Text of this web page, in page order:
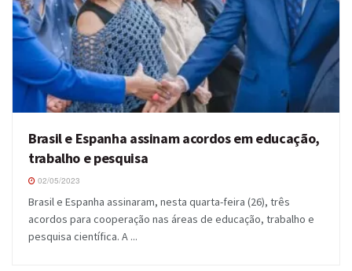
Brasil e Espanha assinam acordos em educação,
trabalho e pesquisa
02/05/2023
Brasil e Espanha assinaram, nesta quarta-feira (26), três
acordos para cooperação nas áreas de educação, trabalho e
pesquisa científica. A ...